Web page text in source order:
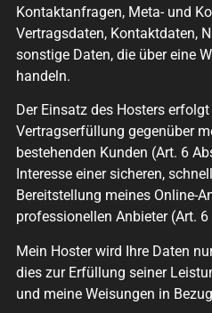
Kontaktanfragen, Meta- und
Vertragsdaten, Kontaktdaten,
sonstige Daten, die über eine
handeln.
Der Einsatz des Hosters
Vertragserfüllung gegenüber
bestehenden Kunden (Art. 6
Interesse einer sicheren,
Bereitstellung meines Online-
professionellen Anbieter (Art.
Mein Hoster wird Ihre Daten
dies zur Erfüllung seiner
und meine Weisungen in